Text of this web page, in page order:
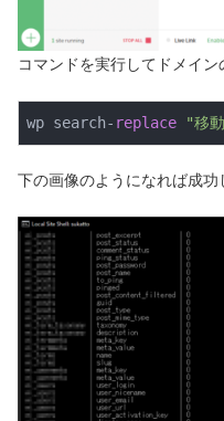
コマンドを実行してドメイン
wp search- replace "移
下の画像のようになれば成功